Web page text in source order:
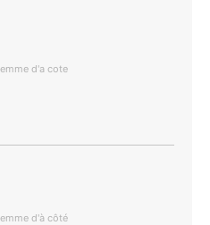
d'a cote
d'à côté